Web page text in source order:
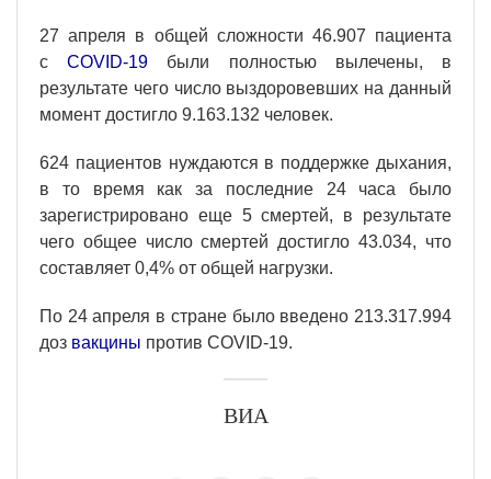
27 апреля в общей сложности 46.907 пациента
сCOVID-19 были полностью вылечены, в
результате чего число выздоровевших на данный
момент достигло 9.163.132 человек.
624 пациентов нуждаются в поддержке дыхания,
в то время как за последние 24 часа было
зарегистрировано еще 5 смертей, в результате
чего общее число смертей достигло 43.034, что
составляет 0,4% от общей нагрузки.
По 24 апреля в стране было введено 213.317.994
доз вакцины против COVID-19.
ВИА